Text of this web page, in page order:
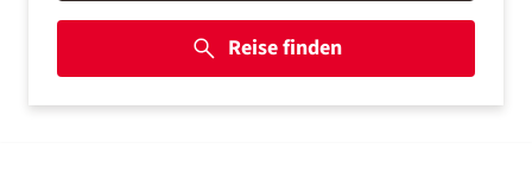
Reise finden